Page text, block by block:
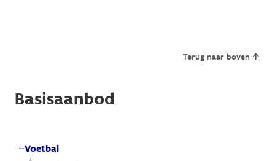
Terug naar boven
Basisaanbod
Voetbal